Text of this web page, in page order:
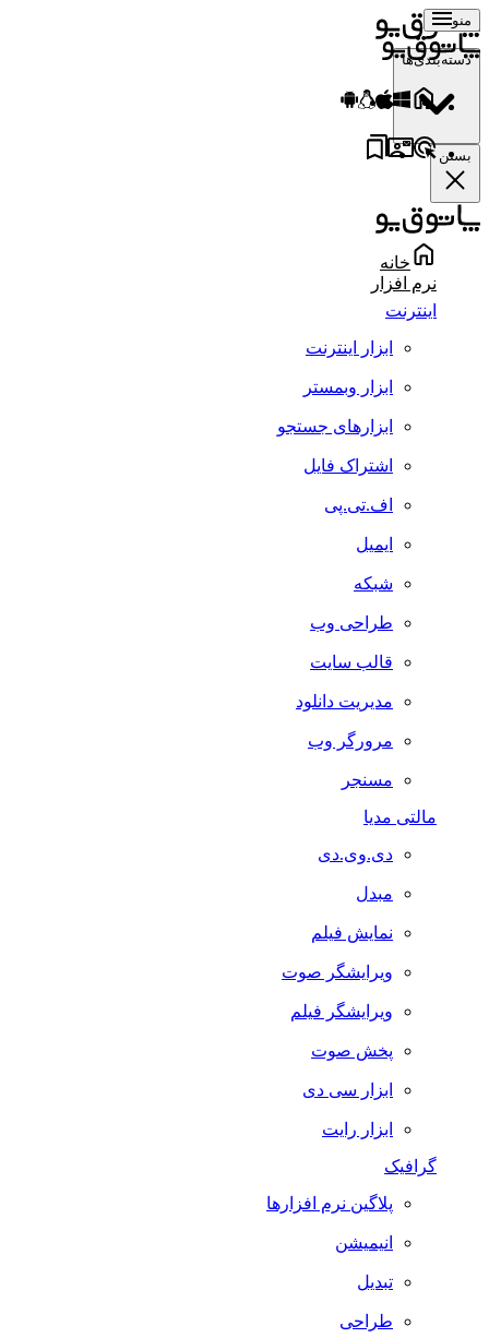
منو
دسته‌بندی‌ها
بستن
خانه
نرم افزار
اینترنت
ابزار اینترنت
ابزار وبمستر
ابزارهای جستجو
اشتراک فایل
اف.تی.پی
ایمیل
شبکه
طراحی وب
قالب سایت
مدیریت دانلود
مرورگر وب
مسنجر
مالتی مدیا
دی.وی.دی
مبدل
نمایش فیلم
ویرایشگر صوت
ویرایشگر فیلم
پخش صوت
ابزار سی دی
ابزار رایت
گرافیک
پلاگین نرم افزارها
انیمیشن
تبدیل
طراحی